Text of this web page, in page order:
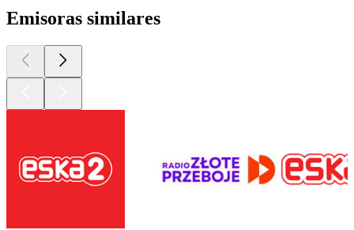
Emisoras similares